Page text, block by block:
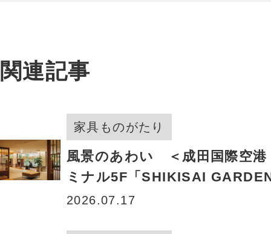
実現
関連記事
家具ものがたり
風景のあわい ＜成田国際空港
ミナル5F「SHIKISAI
Seasonal colors-」＞
2026.07.17